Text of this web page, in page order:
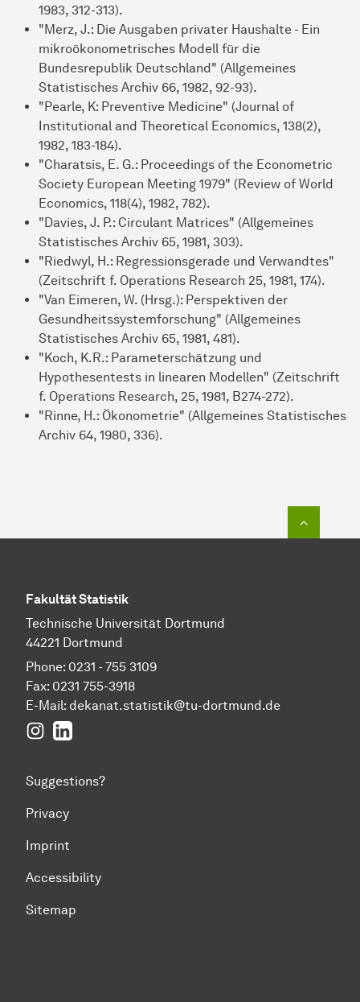
1983, 312-313).
"Merz, J.: Die Ausgaben privater Haushalte - Ein
mikroökonometrisches Modell für die
Bundesrepublik Deutschland" (Allgemeines
Statistisches Archiv 66, 1982, 92-93).
"Pearle, K: Preventive Medicine" (Journal of
Institutional and Theoretical Economics, 138(2),
1982, 183-184).
"Charatsis, E. G.: Proceedings of the Econometric
Society European Meeting 1979" (Review of World
Economics, 118(4), 1982, 782).
"Davies, J. P.: Circulant Matrices" (Allgemeines
Statistisches Archiv 65, 1981, 303).
"Riedwyl, H.: Regressionsgerade und Verwandtes"
(Zeitschrift f. Operations Research 25, 1981, 174).
"Van Eimeren, W. (Hrsg.): Perspektiven der
Gesundheitssystemforschung" (Allgemeines
Statistisches Archiv 65, 1981, 481).
"Koch, K.R.: Parameterschätzung und
Hypothesentests in linearen Modellen" (Zeitschrift
f. Operations Research, 25, 1981, B274-272).
"Rinne, H.: Ökonometrie" (Allgemeines Statistisches
Archiv 64, 1980, 336).
Fakultät Statistik
Technische Universität Dortmund
44221 Dortmund
Phone: 0231 - 755 3109
Fax: 0231 755-3918
E-Mail: dekanat.statistik@tu-dortmund.de
Instagram
LinkedIn
Suggestions?
Privacy
Imprint
Accessibility
Sitemap